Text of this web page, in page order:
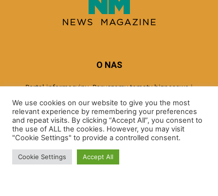
O NAS
Portal informacyjny. Poruszamy tematy biznesowe i
PODĄŻAJ ZA NAMI
We use cookies on our website to give you the most
relevant experience by remembering your preferences
and repeat visits. By clicking “Accept All”, you consent to
the use of ALL the cookies. However, you may visit
"Cookie Settings" to provide a controlled consent.
Cookie Settings Accept All